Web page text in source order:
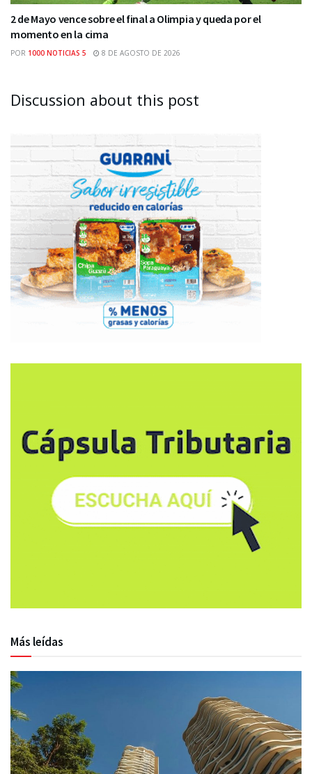
2 de Mayo vence sobre el final a Olimpia y queda por el
momento en la cima
POR 1000 NOTICIAS 5 8 DE AGOSTO DE 2026
Discussion about this post
Más leídas